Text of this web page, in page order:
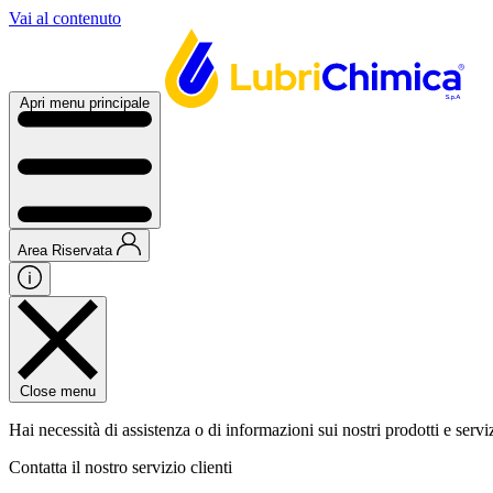
Vai al contenuto
Apri menu principale
Area Riservata
Close menu
Hai necessità di assistenza o di informazioni sui nostri prodotti e
Contatta il nostro servizio clienti